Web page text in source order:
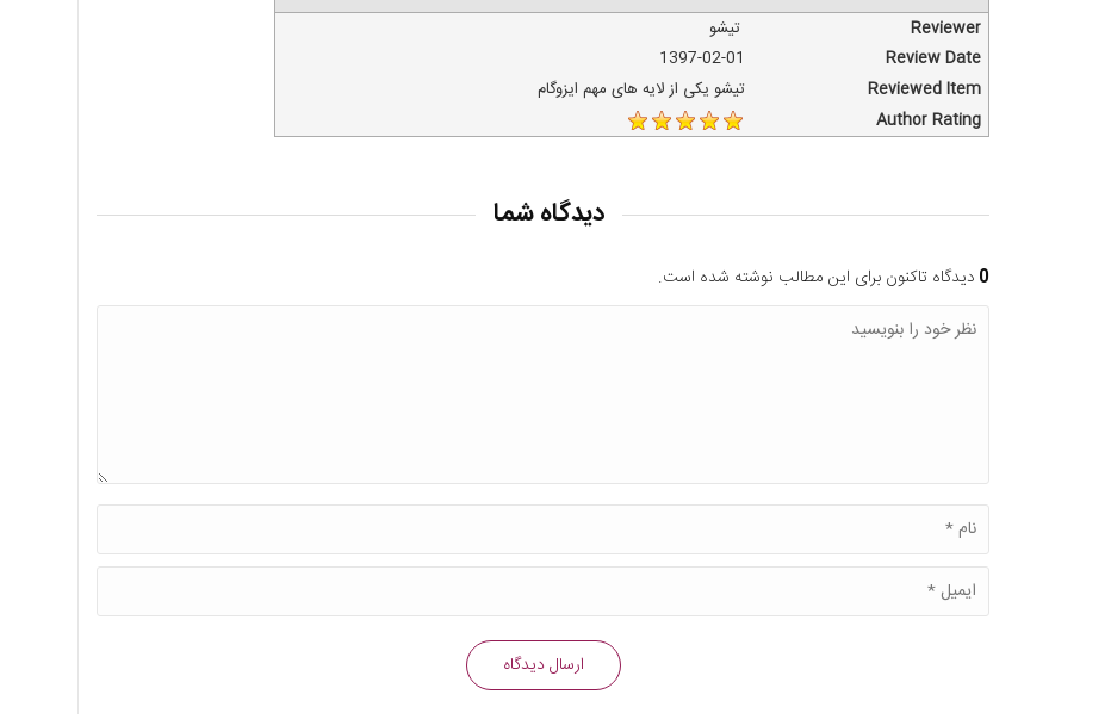
Reviewer
تیشو
Review Date
1397-02-01
Reviewed Item
تیشو یکی از لایه های مهم ایزوگام
Author Rating
دیدگاه شما
0 دیدگاه تاکنون برای این مطالب نوشته شده است.